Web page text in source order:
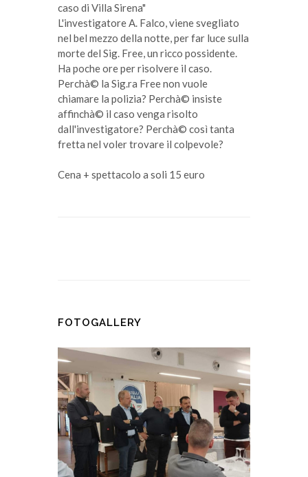
caso di Villa Sirena"
L'investigatore A. Falco, viene svegliato
nel bel mezzo della notte, per far luce sulla
morte del Sig. Free, un ricco possidente.
Ha poche ore per risolvere il caso.
Perchà© la Sig.ra Free non vuole
chiamare la polizia? Perchà© insiste
affinchà© il caso venga risolto
dall'investigatore? Perchà© così tanta
fretta nel voler trovare il colpevole?
Cena + spettacolo a soli 15 euro
FOTOGALLERY